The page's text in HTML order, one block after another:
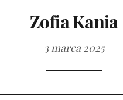
Zofia Kania
3 marca 2025